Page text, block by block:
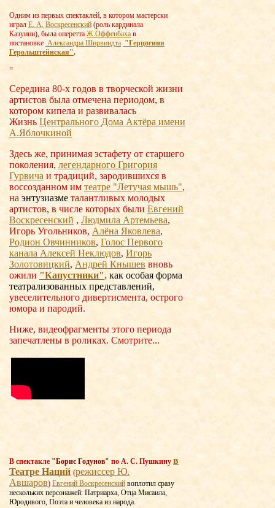
Одним из первых спектаклей, в котором мастерски
играл Е. А. Воскресенский (роль кардинала
Казуини), была оперетта Ж.Оффенбаха в
постановке Александра Ширвиндта "Герцогиня
Герольштейнская".
=
Середина 80-х годов в творческой жизни
артистов была отмечена периодом, в
котором кипела и развивалась
Жизнь Центрального Дома Актёра имени
А.Яблочкиной
Здесь же, принимая эстафету от старшего
поколения, легендарного Григория
Гурвича и традиций, зародившихся в
воссозданном им театре "Летучая мышь",
на энтузиазме талантливых молодых
артистов, в числе которых были Евгений
Воскресенский , Людмила Артемьева,
Игорь Угольников, Алёна Яковлева,
Родион Овчинников, Голос Первого
канала Алексей Неклюдов, Игорь
Золотовицкий, Андрей Кнышев вновь
ожили "Капустники", как особая форма
театрализованных представлений,
увеселительного дивертисмента, острого
юмора и пародий.
Ниже, видеофрагменты этого периода
запечатлены в роликах. Смотрите...
В спектакле "Борис Годунов" по А. С. Пушкину в
Театре Наций (режиссер Ю.
Авшаров) Евгений Воскресенский воплотил сразу
нескольких персонажей: Патриарха, Отца Мисаила,
Юродивого, Поэта и человека из народа.